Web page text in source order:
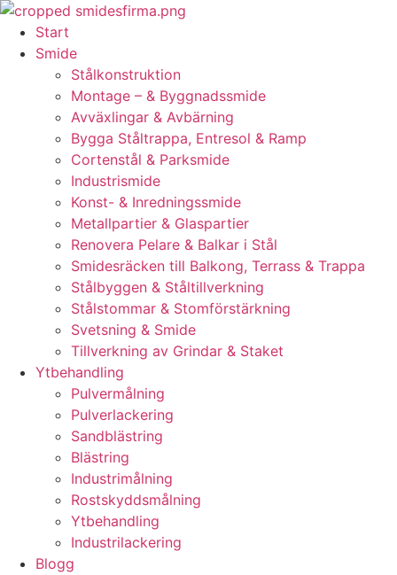
Skip
content
Start
Smide
Stålkonstruktion
Montage – & Byggnadssmide
Avväxlingar & Avbärning
Bygga Ståltrappa, Entresol & Ramp
Cortenstål & Parksmide
Industrismide
Konst- & Inredningssmide
Metallpartier & Glaspartier
Renovera Pelare & Balkar i Stål
Smidesräcken till Balkong, Terrass & Trappa
Stålbyggen & Ståltillverkning
Stålstommar & Stomförstärkning
Svetsning & Smide
Tillverkning av Grindar & Staket
Ytbehandling
Pulvermålning
Pulverlackering
Sandblästring
Blästring
Industrimålning
Rostskyddsmålning
Ytbehandling
Industrilackering
Blogg